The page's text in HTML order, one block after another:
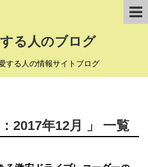
る人のブログ
する人の情報サイトブログ
2017年12月 」 一覧